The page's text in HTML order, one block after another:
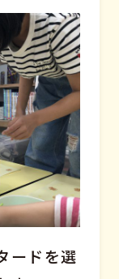
ードを選